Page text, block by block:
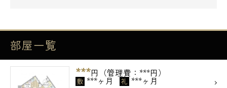
部屋一覧
***円（管理費：***円）
敷 ***ヶ月 礼 ***ヶ月